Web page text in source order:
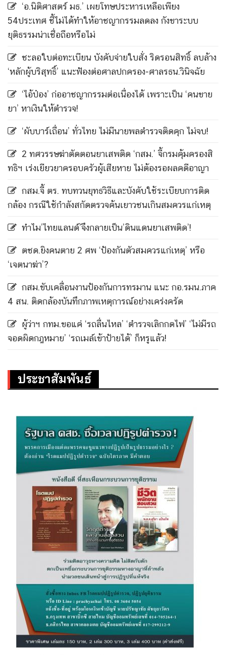
‘อ.นิติศาสตร์ มธ.’ เผยโทษประหารเหลือเพียง
54ประเทศ ชี้ไม่ได้ทำให้อาชญากรรมลดลง กังขาระบบ
ยุติธรรมน่าเชื่อถือหรือไม่
ชะลอใบต่อทะเบียน บังคับจ่ายใบสั่ง ริดรอนสิทธิ์ ลบล้าง
‘หลักผู้บริสุทธิ์’ แนะฟ้องต่อศาลปกครอง-ศาลรธน.วินิจฉัย
‘ไอ้ป๋อง’ ก่ออาชญากรรมต่อเนื่องได้ เพราะเป็น ‘คนขาย
ยา’ หาเงินให้ตำรวจ!
‘ผับบาร์เถื่อน’ ทั่วไทย ไม่มีนายพลตำรวจติดคุก ไม่จบ!
2 ทศวรรษฆ่าตัดตอนยาเสพติด ‘กสม.’ จี้กรมคุ้มครองสิ
ทธิฯ เร่งเยียวยาครอบครัวผู้เสียหาย ไม่ต้องรอผลคดีอาญา
กสม.จี้ ตร. ทบทวนยุทธวิธีและบังคับใช้ระเบียบการติด
กล้อง กรณีใช้กำลังสกัดตรวจค้นเยาวชนเกินสมควรแก่เหตุ
ทำไม’ไทยแลนด์’จึงกลายเป็น’ดินแดนยาเสพติด’!
ตชด.ยิงคนตาย 2 ศพ ‘ป้องกันตัวสมควรแก่เหตุ’ หรือ
‘เจตนาฆ่า’?
กสม.ขับเคลื่อนงานป้องกันการทรมาน แนะ กอ.รมน.ภาค
4 สน. ติดกล้องบันทึกภาพเหตุการณ์อย่างเคร่งครัด
ผู้ว่าฯ กทม.ขอแค่ ‘รถลื่นไหล’ ‘ตำรวจเลิกกดไฟ’ ‘ไม่มีรถ
จอดผิดกฎหมาย’ ‘รถเมล์เข้าป้ายได้’ ก็หรูแล้ว!
ประชาสัมพันธ์